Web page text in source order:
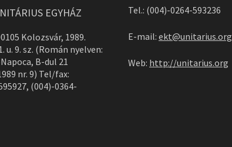
EGYHÁZ
Kolozsvár, 1989.
u. 9. sz. (Román nyelven:
B-dul 21
nr. 9) Tel/fax:
(004)-0364-
Tel.: (004)-0264-593236
E-mail: ekt@unitarius.org
Web: http://unitarius.org